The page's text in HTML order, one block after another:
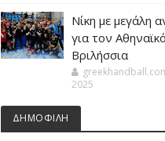
Νίκη με μεγάλη
για τον
Βριλήσσια
2025
ΔΗΜΟΦΙΛΗ